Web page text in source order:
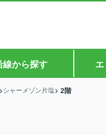
線から探す
シャーメゾン片塩 2階